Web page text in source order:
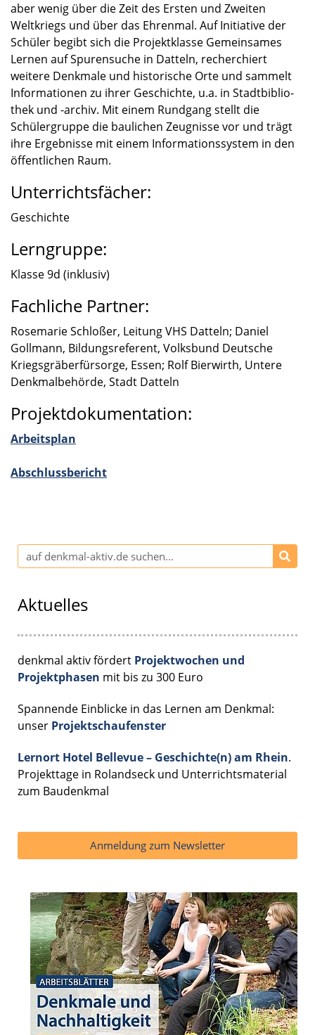
aber wenig über die Zeit des Ersten und Zweiten
Weltkriegs und über das Ehren­mal. Auf Initia­tive der
Schüler begibt sich die Projekt­klasse Gemein­sa­mes
Lernen auf Spuren­su­che in Datteln, recher­chiert
weitere Denkmale und histo­ri­sche Orte und sammelt
Infor­ma­tio­nen zu ihrer Geschichte, u.a. in Stadt­bi­blio­
thek und -archiv. Mit einem Rundgang stellt die
Schüler­gruppe die bauli­chen Zeugnisse vor und trägt
ihre Ergeb­nisse mit einem Infor­ma­ti­ons­sys­tem in den
öffent­li­chen Raum.
Unterrichtsfächer:
Geschichte
Lerngruppe:
Klasse 9d (inklu­siv)
Fachliche Partner:
Rosema­rie Schlo­ßer, Leitung VHS Datteln; Daniel
Gollmann, Bildungs­re­fe­rent, Volks­bund Deutsche
Kriegs­grä­ber­für­sorge, Essen; Rolf Bierwirth, Untere
Denkmal­be­hörde, Stadt Datteln
Projektdokumentation:
Arbeits­plan
Abschluss­be­richt
Aktuelles
denkmal aktiv fördert Projektwochen und
Projektphasen mit bis zu 300 Euro
Spannende Einblicke in das Lernen am Denkmal:
unser Projektschaufenster
Lernort Hotel Bellevue – Geschichte(n) am Rhein.
Projekttage in Rolandseck und Unterrichtsmaterial
zum Baudenkmal
Anmeldung zum Newsletter